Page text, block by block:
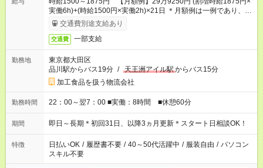
実働6h)+(時給1500円×実働2h)×21日 ＊月額例は一例であり、保
証するものではありません。
交通費別途支給あり
交通費 一部支給
勤務地
東京都大田区
品川駅からバス19分 / 天王洲アイル駅からバス15分
加工食品を扱う物流会社
勤務時間 22：00～翌7：00 ■実働：8時間 ■休憩60分
期間 即日～長期＊初回31日、以降3ヵ月更新＊スタート日相談OK！
特徴 日払いOK / 履歴書不要 / 40～50代活躍中 / 服装自由 / パソコン
スキル不要